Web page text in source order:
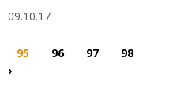
09.10.17
95 96 97
98
›